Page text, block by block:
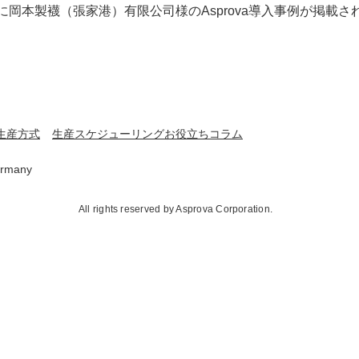
岡本製襪（張家港）有限公司様のAsprova導入事例が掲載さ
産方式 生産スケジューリングお役立ちコラム
All rights reserved by Asprova Corporation.